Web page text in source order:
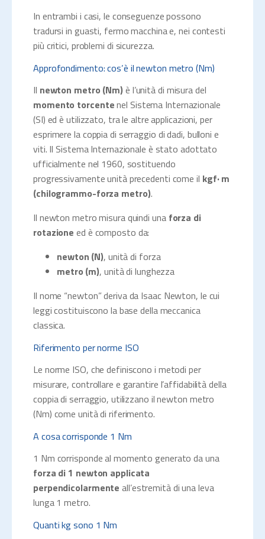
In entrambi i casi, le conseguenze possono
tradursi in guasti, fermo macchina e, nei contesti
più critici, problemi di sicurezza.
Approfondimento: cos’è il newton metro (Nm)
Il newton metro (Nm) è l’unità di misura del
momento torcentenel Sistema Internazionale
(SI) ed è utilizzato, tra le altre applicazioni, per
esprimere la coppia di serraggio di dadi, bulloni e
viti. Il Sistema Internazionale è stato adottato
ufficialmente nel 1960, sostituendo
progressivamente unità precedenti come il kgf· m
(chilogrammo-forza metro).
Il newton metro misura quindi una forza di
rotazione ed è composto da:
newton (N), unità di forza
metro (m), unità di lunghezza
Il nome “newton” deriva da Isaac Newton, le cui
leggi costituiscono la base della meccanica
classica.
Riferimento per norme ISO
Le norme ISO, che definiscono i metodi per
misurare, controllare e garantire l’affidabilità della
coppia di serraggio, utilizzano il newton metro
(Nm) come unità di riferimento.
A cosa corrisponde 1 Nm
1 Nm corrisponde al momento generato da una
forza di 1 newton applicata
perpendicolarmente all’estremità di una leva
lunga 1 metro.
Quanti kg sono 1 Nm